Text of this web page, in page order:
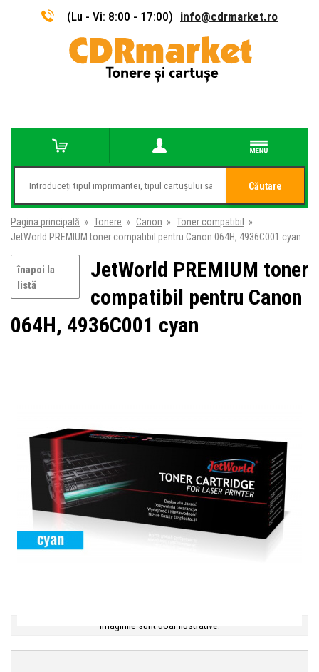
(Lu - Vi: 8:00 - 17:00) info@cdrmarket.ro
Căutare
Pagina principală » Tonere » Canon » Toner compatibil
»
JetWorld PREMIUM toner compatibil pentru Canon 064H, 4936C001 cyan
înapoi la
listă
JetWorld PREMIUM toner
compatibil pentru Canon
064H, 4936C001 cyan
Imaginile sunt doar ilustrative.